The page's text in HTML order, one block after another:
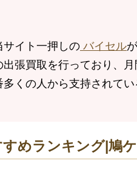
イト一押しの バイセル
張買取を行っており、
くの人から支持されてい
めランキング|鳩